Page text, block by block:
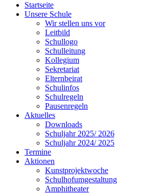
Startseite
Unsere Schule
Wir stellen uns vor
Leitbild
Schullogo
Schulleitung
Kollegium
Sekretariat
Elternbeirat
Schulinfos
Schulregeln
Pausenregeln
Aktuelles
Downloads
Schuljahr 2025/ 2026
Schuljahr 2024/ 2025
Termine
Aktionen
Kunstprojektwoche
Schulhofumgestaltung
Amphitheater